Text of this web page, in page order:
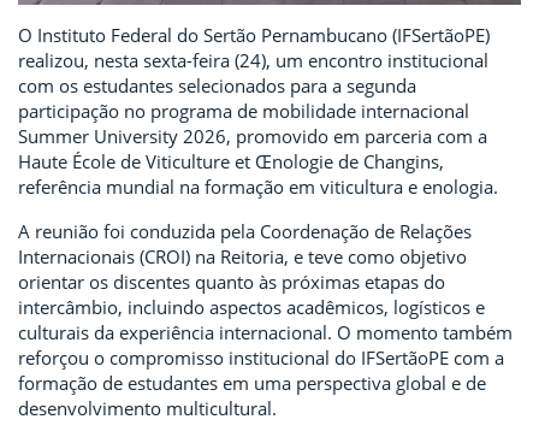
O Instituto Federal do Sertão Pernambucano (IFSertãoPE)
realizou, nesta sexta-feira (24), um encontro institucional
com os estudantes selecionados para a segunda
participação no programa de mobilidade internacional
Summer University 2026, promovido em parceria com a
Haute École de Viticulture et Œnologie de Changins,
referência mundial na formação em viticultura e enologia.
A reunião foi conduzida pela Coordenação de Relações
Internacionais (CROI) na Reitoria, e teve como objetivo
orientar os discentes quanto às próximas etapas do
intercâmbio, incluindo aspectos acadêmicos, logísticos e
culturais da experiência internacional. O momento também
reforçou o compromisso institucional do IFSertãoPE com a
formação de estudantes em uma perspectiva global e de
desenvolvimento multicultural.